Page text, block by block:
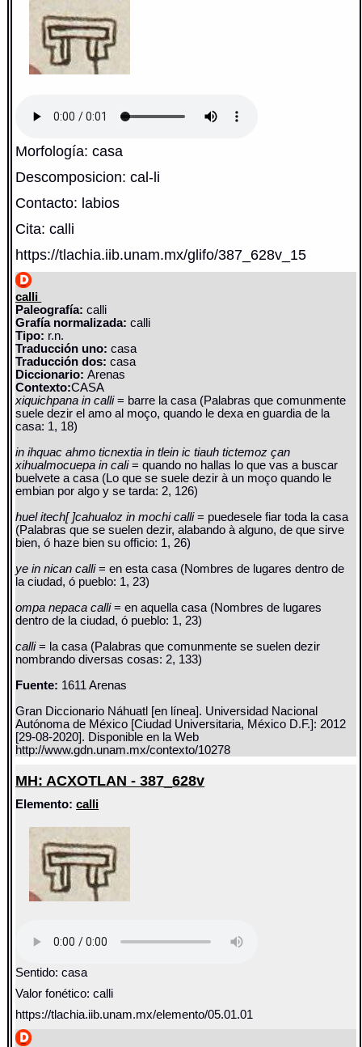
Morfología: casa
Descomposicion: cal-li
Contacto: labios
Cita: calli
https://tlachia.iib.unam.mx/glifo/387_628v_15
calli
Paleografía: calli
Grafía normalizada: calli
Tipo: r.n.
Traducción uno: casa
Traducción dos: casa
Diccionario:Arenas
Contexto:CASA
xiquichpana in calli= barre la casa (Palabras que comunmente
suele dezir el amo al moço, quando le dexa en guardia de la
casa: 1, 18)
in ihquac ahmo ticnextia in tlein ic tiauh tictemoz çan
xihualmocuepa in cali= quando no hallas lo que vas a buscar
buelvete a casa (Lo que se suele dezir à un moço quando le
embian por algo y se tarda: 2, 126)
huel itech[ ]cahualoz in mochi calli= puedesele fiar toda la casa
(Palabras que se suelen dezir, alabando à alguno, de que sirve
bien, ó haze bien su officio: 1, 26)
ye in nican calli= en esta casa (Nombres de lugares dentro de
la ciudad, ó pueblo: 1, 23)
ompa nepaca calli= en aquella casa (Nombres de lugares
dentro de la ciudad, ó pueblo: 1, 23)
calli= la casa (Palabras que comunmente se suelen dezir
nombrando diversas cosas: 2, 133)
Fuente: 1611 Arenas
Gran Diccionario Náhuatl [en línea]. Universidad Nacional
Autónoma de México [Ciudad Universitaria, México D.F.]: 2012
[29-08-2020]. Disponible en la Web
http://www.gdn.unam.mx/contexto/10278
MH: ACXOTLAN - 387_628v
Elemento:calli
Sentido: casa
Valor fonético: calli
https://tlachia.iib.unam.mx/elemento/05.01.01